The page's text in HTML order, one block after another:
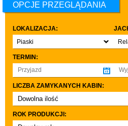
OPCJE PRZEGLĄDANIA
LOKALIZACJA:
Piaski
TERMIN:
LICZBA ZAMYKANYCH KABIN:
Dowolna ilość
co najmniej 1
co najmniej 2
ROK PRODUKCJI: